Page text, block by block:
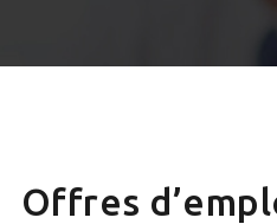
Offres